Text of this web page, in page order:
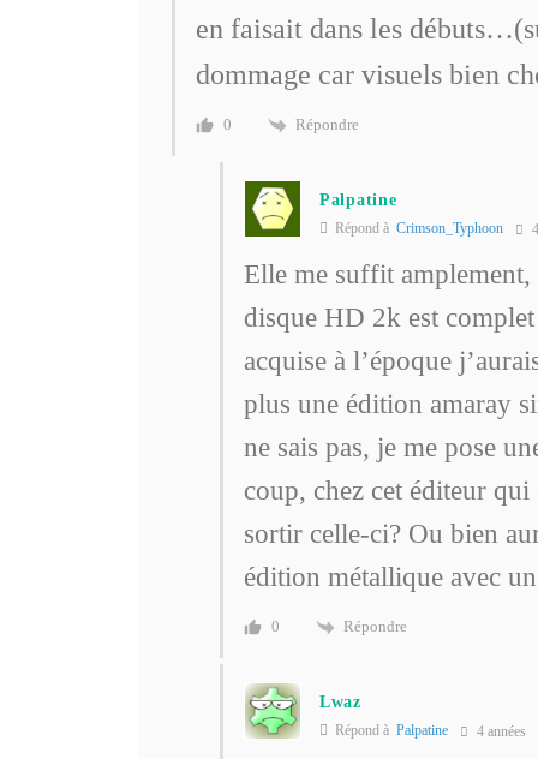
en faisait dans les
dommage car visuels bien
0 Répondre
Palpatine
Répond à Crimson_Typhoon
Elle me suffit
disque HD 2k est
acquise à l’époque
plus une édition amaray
ne sais pas, je me pose
coup, chez cet éditeur
sortir celle-ci? Ou bien
édition métallique avec
0 Répondre
Lwaz
Répond à Palpatine 4 années